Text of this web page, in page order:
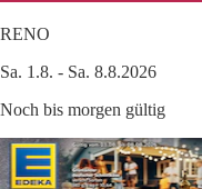
RENO
Sa. 1.8. - Sa. 8.8.2026
Noch bis morgen gültig